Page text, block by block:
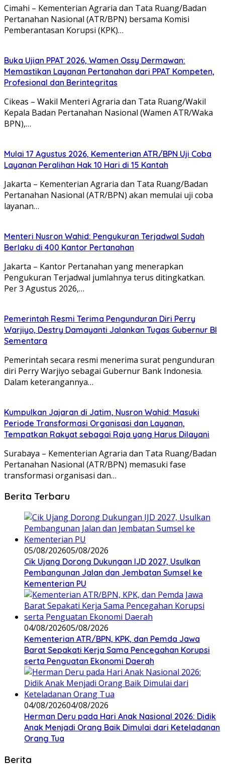
Cimahi – Kementerian Agraria dan Tata Ruang/Badan
Pertanahan Nasional (ATR/BPN) bersama Komisi
Pemberantasan Korupsi (KPK)…
Buka Ujian PPAT 2026, Wamen Ossy Dermawan:
Memastikan Layanan Pertanahan dari PPAT Kompeten,
Profesional dan Berintegritas
Cikeas – Wakil Menteri Agraria dan Tata Ruang/Wakil
Kepala Badan Pertanahan Nasional (Wamen ATR/Waka
BPN),…
Mulai 17 Agustus 2026, Kementerian ATR/BPN Uji Coba
Layanan Peralihan Hak 10 Hari di 15 Kantah
Jakarta – Kementerian Agraria dan Tata Ruang/Badan
Pertanahan Nasional (ATR/BPN) akan memulai uji coba
layanan…
Menteri Nusron Wahid: Pengukuran Terjadwal Sudah
Berlaku di 400 Kantor Pertanahan
Jakarta – Kantor Pertanahan yang menerapkan
Pengukuran Terjadwal jumlahnya terus ditingkatkan.
Per 3 Agustus 2026,…
Pemerintah Resmi Terima Pengunduran Diri Perry
Warjiyo, Destry Damayanti Jalankan Tugas Gubernur BI
Sementara
Pemerintah secara resmi menerima surat pengunduran
diri Perry Warjiyo sebagai Gubernur Bank Indonesia.
Dalam keterangannya…
Kumpulkan Jajaran di Jatim, Nusron Wahid: Masuki
Periode Transformasi Organisasi dan Layanan,
Tempatkan Rakyat sebagai Raja yang Harus Dilayani
Surabaya – Kementerian Agraria dan Tata Ruang/Badan
Pertanahan Nasional (ATR/BPN) memasuki fase
transformasi organisasi dan…
Berita Terbaru
05/08/202605/08/2026
Cik Ujang Dorong Dukungan IJD 2027, Usulkan
Pembangunan Jalan dan Jembatan Sumsel ke
Kementerian PU
04/08/202605/08/2026
Kementerian ATR/BPN, KPK, dan Pemda Jawa
Barat Sepakati Kerja Sama Pencegahan Korupsi
serta Penguatan Ekonomi Daerah
04/08/202604/08/2026
Herman Deru pada Hari Anak Nasional 2026: Didik
Anak Menjadi Orang Baik Dimulai dari Keteladanan
Orang Tua
Berita